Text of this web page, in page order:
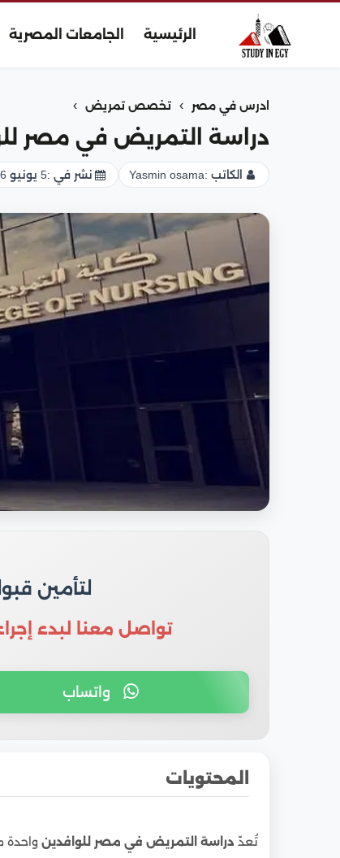
الرئيسية الجامعات المصرية
ادرس في مصر › تخصص تمريض ›
دراسة التمريض في مصر
الكاتب :Yasmin osama نشر في :5 يونيو 2026
لتأمين
تواصل معنا لبدء
واتساب
المحتويات
1.1
ستكون مؤهلا للعمل بشكل احترافي
تُعدّ دراسة التمريض في مصر للوافدين واحدة